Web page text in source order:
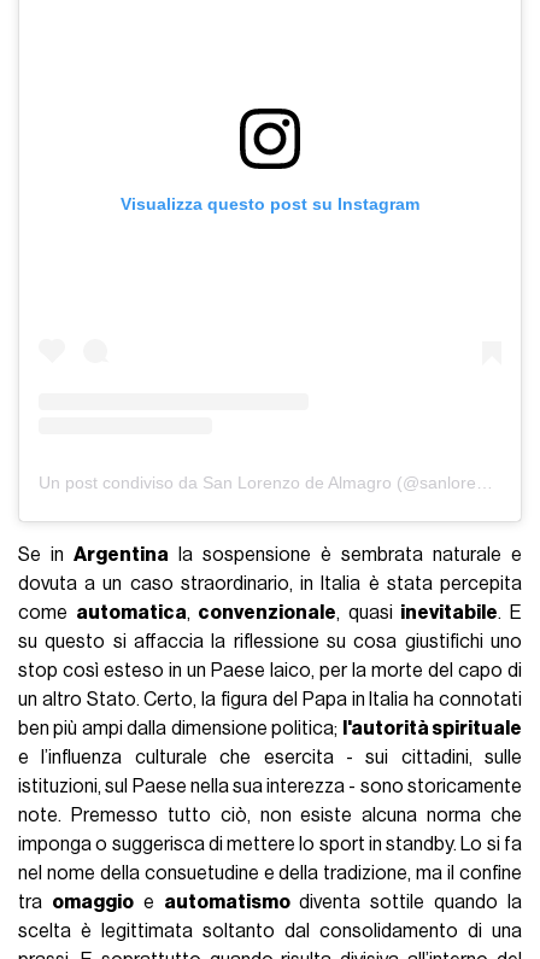
Visualizza questo post su Instagram
Se inArgentina la sospensione è sembrata naturale e
dovuta a un caso straordinario, in Italia è stata percepita
come automatica, convenzionale, quasi inevitabile. E
su questo si affaccia la riflessione su cosa giustifichi uno
stop così esteso in un Paese laico, per la morte del capo di
un altro Stato. Certo, la figura del Papa in Italia ha connotati
ben più ampi dalla dimensione politica;
l'autorità spirituale
e l’influenza culturale che esercita - sui cittadini, sulle
istituzioni, sul Paese nella sua interezza - sono storicamente
note. Premesso tutto ciò, non esiste alcuna norma che
imponga o suggerisca di mettere lo sport in standby. Lo si fa
nel nome della consuetudine e della tradizione, ma il confine
tra omaggioe automatismodiventa sottile quando la
scelta è legittimata soltanto dal consolidamento di una